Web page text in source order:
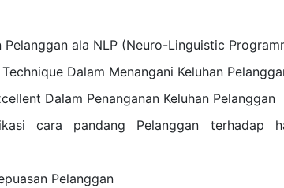
ala NLP (Neuro-Linguistic
Dalam Menangani Keluhan
Dalam Penanganan Keluhan Pelanggan
cara pandang Pelanggan terhadap
Pelanggan